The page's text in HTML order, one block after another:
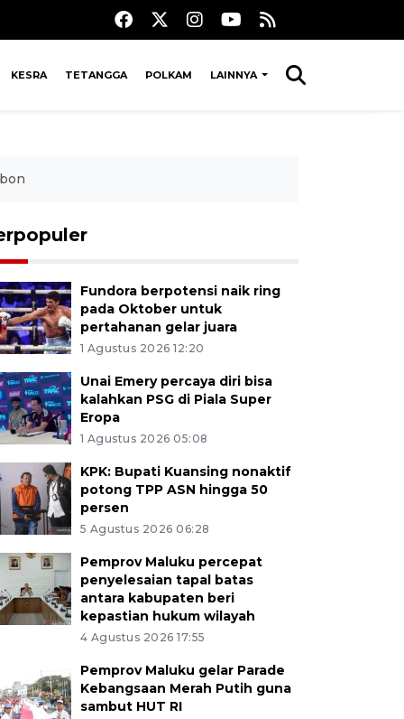
KESRA TETANGGA POLKAM LAINNYA
Fundora berpotensi naik ring
pada Oktober untuk
pertahanan gelar juara
1 Agustus 2026 12:20
Unai Emery percaya diri bisa
kalahkan PSG di Piala Super
Eropa
1 Agustus 2026 05:08
KPK: Bupati Kuansing nonaktif
potong TPP ASN hingga 50
persen
5 Agustus 2026 06:28
Pemprov Maluku percepat
penyelesaian tapal batas
antara kabupaten beri
kepastian hukum wilayah
4 Agustus 2026 17:55
Pemprov Maluku gelar Parade
Kebangsaan Merah Putih guna
sambut HUT RI